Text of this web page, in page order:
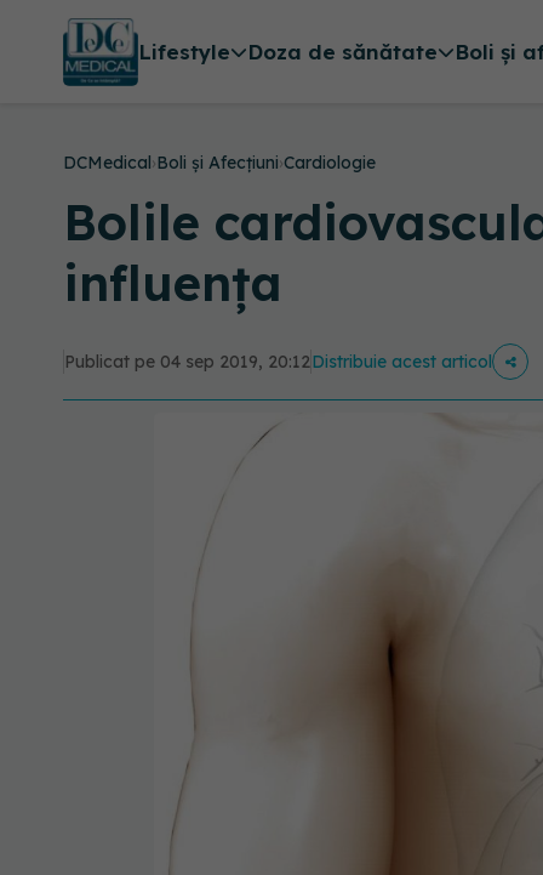
Lifestyle Doza de sănătate Boli și
DCMedical›Boli și Afecțiuni›Cardiologie
Bolile
influența
Publicat pe 04 sep 2019, 20:12Distribuie acest articol